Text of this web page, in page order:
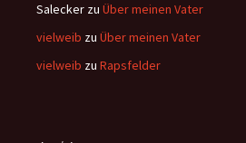
Salecker zu Über meinen Vater
vielweib zu Über meinen Vater
vielweib zu Rapsfelder